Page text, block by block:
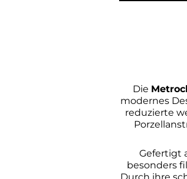
Die
modernes
reduzierte
Gefertigt
besonders